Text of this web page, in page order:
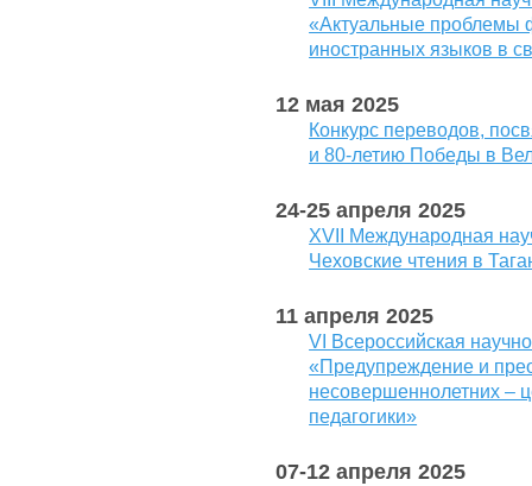
«Актуальные проблемы
иностранных языков в
12 мая 2025
Конкурс переводов,
и 80-летию Победы в
24-25 апреля 2025
ХVII Международная
Чеховские чтения в
11 апреля 2025
VI Всероссийская
«Предупреждение и
несовершеннолетних –
педагогики»
07-12 апреля 2025